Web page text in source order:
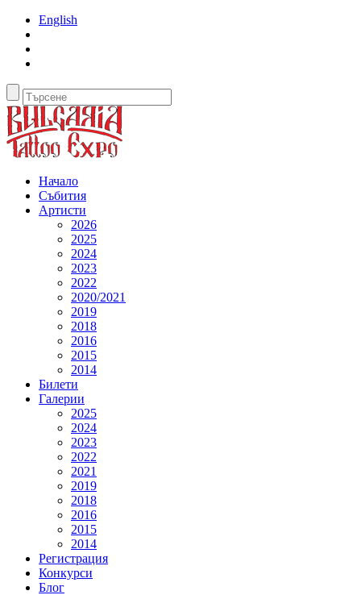
English
Начало
Събития
Артисти
2026
2025
2024
2023
2022
2020/2021
2019
2018
2016
2015
2014
Билети
Галерии
2025
2024
2023
2022
2021
2019
2018
2016
2015
2014
Регистрация
Конкурси
Блог